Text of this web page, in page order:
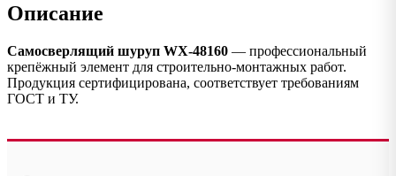
Описание
Самосверлящий шуруп WX-48160 — профессиональный
крепёжный элемент для строительно-монтажных работ.
Продукция сертифицирована, соответствует требованиям
ГОСТ и ТУ.